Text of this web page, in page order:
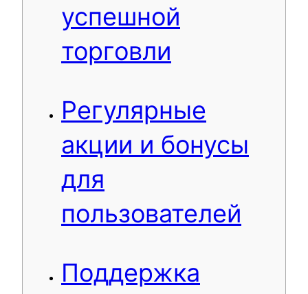
успешной
торговли
Регулярные
акции и бонусы
для
пользователей
Поддержка